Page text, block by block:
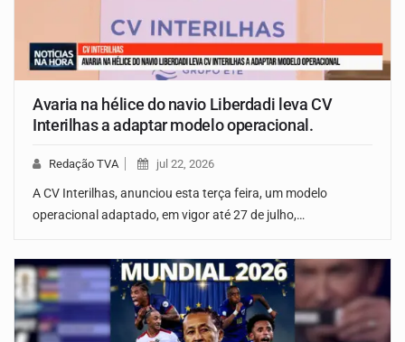
Avaria na hélice do navio Liberdadi leva CV
Interilhas a adaptar modelo operacional.
Redação TVA jul 22, 2026
A CV Interilhas, anunciou esta terça feira, um modelo
operacional adaptado, em vigor até 27 de julho,…